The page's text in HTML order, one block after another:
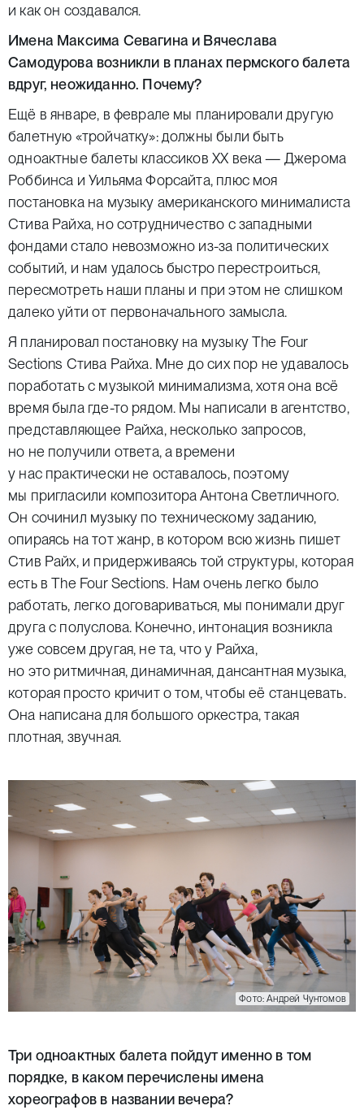
и как он создавался.
Имена Максима Севагина и Вячеслава
Самодурова возникли в планах пермского балета
вдруг, неожиданно. Почему?
Ещё в январе, в феврале мы планировали другую
балетную «тройчатку»: должны были быть
одноактные балеты классиков ХХ века — Джерома
Роббинса и Уильяма Форсайта, плюс моя
постановка на музыку американского минималиста
Стива Райха, но сотрудничество с западными
фондами стало невозможно из-за политических
событий, и нам удалось быстро перестроиться,
пересмотреть наши планы и при этом не слишком
далеко уйти от первоначального замысла.
Я планировал постановку на музыку The Four
Sections Стива Райха. Мне до сих пор не удавалось
поработать с музыкой минимализма, хотя она всё
время была где-то рядом. Мы написали в агентство,
представляющее Райха, несколько запросов,
но не получили ответа, а времени
у нас практически не оставалось, поэтому
мы пригласили композитора Антона Светличного.
Он сочинил музыку по техническому заданию,
опираясь на тот жанр, в котором всю жизнь пишет
Стив Райх, и придерживаясь той структуры, которая
есть в The Four Sections. Нам очень легко было
работать, легко договариваться, мы понимали друг
друга с полуслова. Конечно, интонация возникла
уже совсем другая, не та, что у Райха,
но это ритмичная, динамичная, дансантная музыка,
которая просто кричит о том, чтобы её станцевать.
Она написана для большого оркестра, такая
плотная, звучная.
Фото: Андрей Чунтомов
Три одноактных балета пойдут именно в том
порядке, в каком перечислены имена
хореографов в названии вечера?